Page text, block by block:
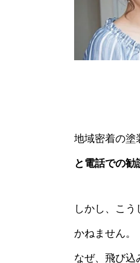
地域密着の塗
と電話での勧
しかし、こ
かねません。
なぜ、飛び込